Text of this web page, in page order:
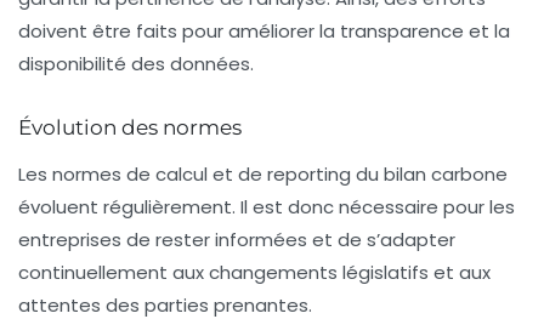
doivent être faits pour améliorer la transparence et la
disponibilité des données.
Évolution des normes
Les normes de calcul et de reporting du bilan carbone
évoluent régulièrement. Il est donc nécessaire pour les
entreprises de rester informées et de s’adapter
continuellement aux changements législatifs et aux
attentes des parties prenantes.